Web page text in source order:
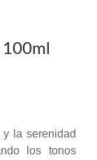
la serenidad
los tonos